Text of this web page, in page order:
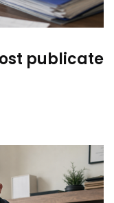
publicate